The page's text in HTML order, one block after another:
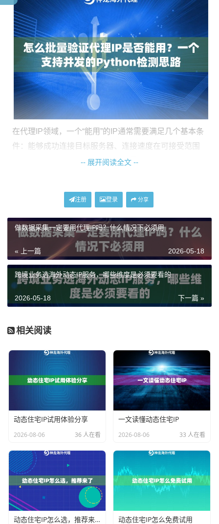
在代理IP领域，一个“能用”的IP通常需要满足几个基本条
件：能够成功连接目标服务器、连接速度在可接受范围
内、具备一定的匿名性（根据业务需求不同，要求也不
别是当我们使用像神龙海外动态IP这类服务时，其提供
的IP数量可能非常庞大，手动逐一测试完全不现实，自
动化并发检测是唯一的出路。
设计一个高效的并发检测思路
要实现批量验证，核心在于“并发”二字。简单来说，就是
让多个检测任务同时进行，而不是一个接一个地排队等
待。这能极大缩短验证大量IP所需的总时间。一个典型
检测的IP列表文件；选择一个或多个目标测试网站（最
够使用代理IP去访问这些测试网站的程序；最关键的一
步，是利用Python的并发编程库，如concurrent.future
，让数百个检测任务同时发起。
具体流程上，程序会读取IP列表，为每个IP分配一个检测
任务。任务内容包括：使用该代理IP去连接测试网站，
设定一个合理的超时时间（例如3-5秒）。如果在超时时
间内成功收到响应，并且返回的状态码是200（表示请求
成功），同时可以解析响应内容来进一步判断匿名级别
（比如检查返回的HTTP头是否暴露了客户端真实IP），
那么这个代理IP就被标记为可用。反之，如果连接超
时、连接被拒绝，或返回错误码，则标记为不可用。所
-- 展开阅读全文 --
注册 登录 分享
做数据采集一定要用代理IP吗？什么情况下必须用
« 上一篇 2026-05-18
跨境业务选海外动态IP服务，哪些维度是必须要看的
下一篇 »
2026-05-18
相关阅读
动态住宅IP试用体验分享
2026-08-06 36 人在看
一文读懂动态住宅IP
2026-08-06 33 人在看
动态住宅IP怎么选，推荐来了 动态住宅IP怎么免费试用